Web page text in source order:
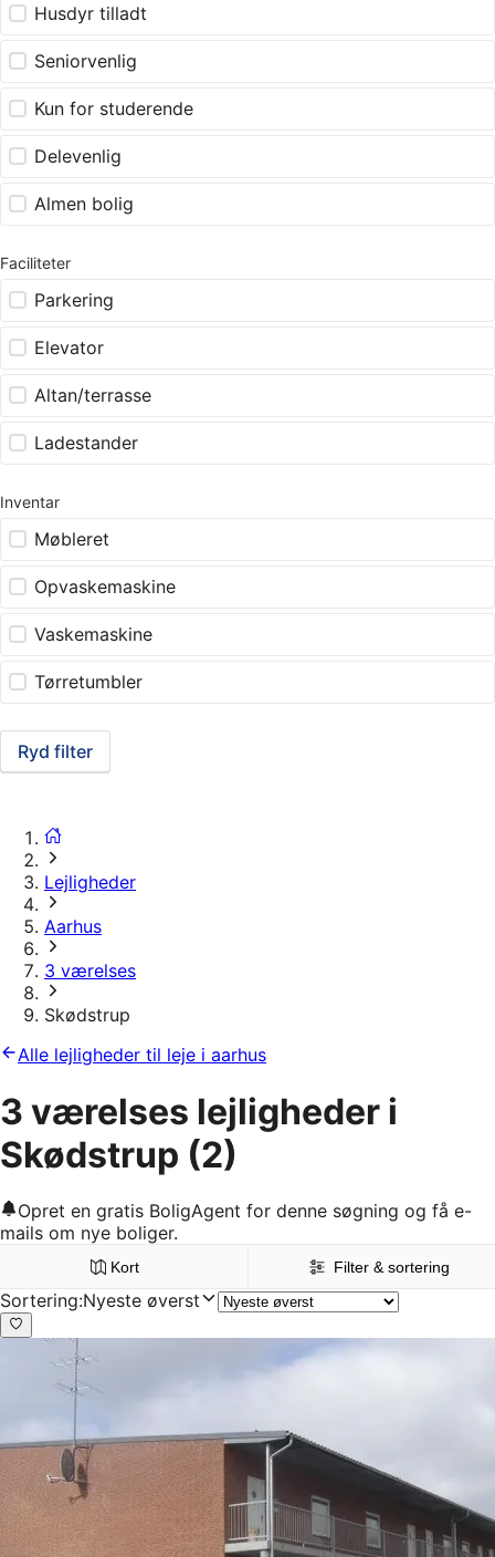
Husdyr tilladt
Seniorvenlig
Kun for studerende
Delevenlig
Almen bolig
Faciliteter
Parkering
Elevator
Altan/terrasse
Ladestander
Inventar
Møbleret
Opvaskemaskine
Vaskemaskine
Tørretumbler
Ryd filter
Lejligheder
Aarhus
3 værelses
Skødstrup
Alle lejligheder til leje i aarhus
3 værelses lejligheder i
Skødstrup (2)
Opret en gratis BoligAgent for denne søgning og få e-
mails om nye boliger.
Kort Filter & sortering
Sortering:Nyeste øverst